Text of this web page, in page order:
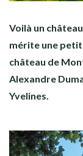
Voilà un
mérite une
château de
Alexandre
Yvelines.